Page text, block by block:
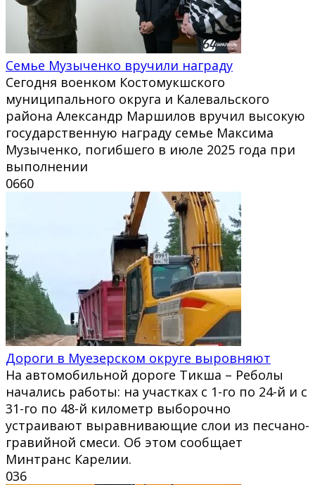
Семье Музыченко вручили награду
Сегодня военком Костомукшского
муниципального округа и Калевальского
района Александр Маршилов вручил высокую
государственную награду семье Максима
Музыченко, погибшего в июле 2025 года при
выполнении
0660
Дороги в Муезерском округе выровняют
На автомобильной дороге Тикша – Реболы
начались работы: на участках с 1-го по 24-й и с
31-го по 48-й километр выборочно
устраивают выравнивающие слои из песчано-
гравийной смеси. Об этом сообщает
Минтранс Карелии.
036